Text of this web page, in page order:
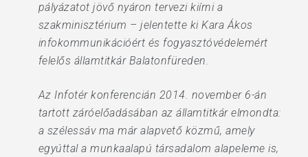
pályázatot jövő nyáron tervezi kiírni a
szakminisztérium – jelentette ki Kara Ákos
infokommunikációért és fogyasztóvédelemért
felelős államtitkár Balatonfüreden.
Az Infotér konferencián 2014. november 6-án
tartott záróelőadásában az államtitkár elmondta:
a szélessáv ma már alapvető közmű, amely
egyúttal a munkaalapú társadalom alapeleme is,